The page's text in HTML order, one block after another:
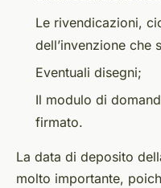
Le rivendicazioni,
dell’invenzione che
Eventuali disegni;
Il modulo di
firmato.
La data di deposito
molto importante,